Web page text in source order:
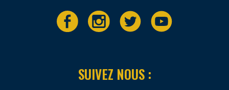
SUIVEZ NOUS :